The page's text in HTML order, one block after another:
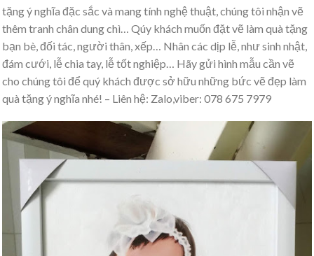
tặng ý nghĩa đặc sắc và mang tính nghệ thuật, chúng tôi nhận vẽ
thêm tranh chân dung chì… Qúy khách muốn đặt vẽ làm quà tặng
bạn bè, đối tác, người thân, xếp… Nhân các dịp lễ, như sinh nhật,
đám cưới, lễ chia tay, lễ tốt nghiệp… Hãy gửi hình mẫu cần vẽ
cho chúng tôi để quý khách được sở hữu những bức vẽ đẹp làm
quà tặng ý nghĩa nhé! – Liên hệ: Zalo,viber: 078 675 7979